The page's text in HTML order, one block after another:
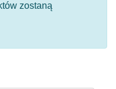
zostaną